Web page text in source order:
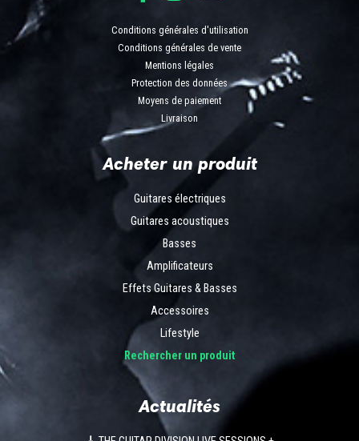
Conditions générales d'utilisation
Conditions générales de vente
Mentions légales
Protection des données
Moyens de paiement
Livraison
Acheter un produit
Guitares électriques
Guitares acoustiques
Basses
Amplificateurs
Effets Guitares & Basses
Accessoires
Lifestyle
Rechercher un produit
Actualités